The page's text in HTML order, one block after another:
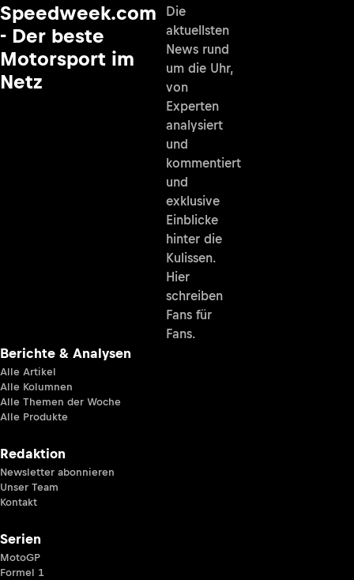
Speedweek.com
- Der beste
Motorsport im
Netz
Die
aktuellsten
News rund
um die Uhr,
von
Experten
analysiert
und
kommentiert
und
exklusive
Einblicke
hinter die
Kulissen.
Hier
schreiben
Fans für
Fans.
Berichte & Analysen
Alle Artikel
Alle Kolumnen
Alle Themen der Woche
Alle Produkte
Redaktion
Newsletter abonnieren
Unser Team
Kontakt
Serien
MotoGP
Formel 1